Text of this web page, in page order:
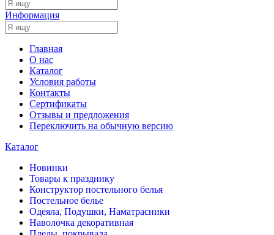
Информация
Главная
О нас
Каталог
Условия работы
Контакты
Сертификаты
Отзывы и предложения
Переключить на обычную версию
Каталог
Новинки
Товары к празднику
Конструктор постельного белья
Постельное белье
Одеяла, Подушки, Наматрасники
Наволочка декоративная